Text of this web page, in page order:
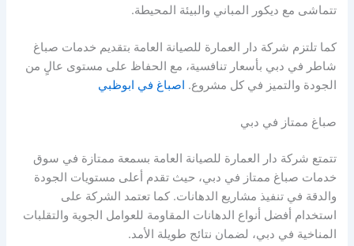
تتماشى مع ديكور المباني والبيئة المحيطة.
كما تلتزم شركة دار العمارة للصيانة العامة بتقديم خدمات صباغ
شاطر في دبي بأسعار تنافسية، مع الحفاظ على مستوى عالٍ من
الجودة والتميز في كل مشروع. اصباغ في ابوظبي
صباغ ممتاز في دبي
تتمتع شركة دار العمارة للصيانة العامة بسمعة ممتازة في سوق
خدمات صباغ ممتاز في دبي، حيث تقدم أعلى مستويات الجودة
والدقة في تنفيذ مشاريع الدهانات. كما تعتمد الشركة على
استخدام أفضل أنواع الدهانات المقاومة للعوامل الجوية والتقلبات
المناخية في دبي، لضمان نتائج طويلة الأمد.